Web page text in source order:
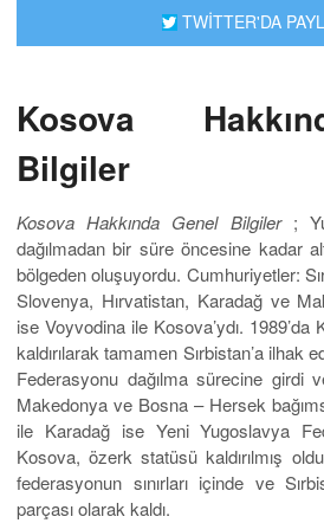
TWİTTER'DA
Kosova
Bilgiler
Kosova Hakkında Genel Bilgiler;
dağılmadan bir süre öncesine kadar
bölgeden oluşuyordu. Cumhuriyetler:
Slovenya, Hırvatistan, Karadağ ve
ise Voyvodina ile Kosova’ydı. 1989’da
kaldırılarak tamamen Sırbistan’a ilhak
Federasyonu dağılma sürecine girdi
Makedonya ve Bosna – Hersek
ile Karadağ ise Yeni Yugoslavya
Kosova, özerk statüsü kaldırılmış
federasyonun sınırları içinde ve
parçası olarak kaldı.